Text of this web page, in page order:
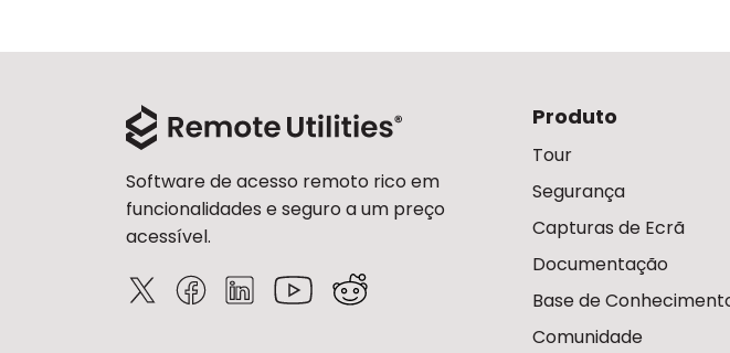
Software de acesso remoto rico em
funcionalidades e seguro a um preço
acessível.
Produto
Tour
Segurança
Capturas de Ecrã
Documentação
Base de
Comunidade